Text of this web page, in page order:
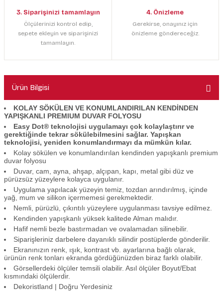
3. Siparişinizi tamamlayın
Ölçülerinizi kontrol edip,
sepete ekleyin ve siparişinizi
tamamlayın.
4. Önizleme
Gerekirse, onayınız için
önizleme göndereceğiz.
Ürün Bilgisi
KOLAY SÖKÜLEN VE KONUMLANDIRILAN KENDİNDEN
YAPIŞKANLI PREMIUM DUVAR FOLYOSU
Easy Dot® teknolojisi uygulamayı çok kolaylaştırır ve
gerektiğinde tekrar sökülebilmesini sağlar. Yapışkan
teknolojisi, yeniden konumlandırmayı da mümkün kılar.
Kolay sökülen ve konumlandırılan kendinden yapışkanlı premium
duvar folyosu
Duvar, cam, ayna, ahşap, alçıpan, kapı, metal gibi düz ve
pürüzsüz yüzeylere kolayca uygulanır.
Uygulama yapılacak yüzeyin temiz, tozdan arındırılmış, içinde
yağ, mum ve silikon içermemesi gerekmektedir.
Nemli, pürüzlü, çıkıntılı yüzeylere uygulanması tavsiye edilmez.
Kendinden yapışkanlı yüksek kalitede Alman malıdır.
Hafif nemli bezle bastırmadan ve ovalamadan silinebilir.
Siparişleriniz darbelere dayanıklı silindir postüplerde gönderilir.
Ekranınızın renk, ışık, kontrast vb. ayarlarına bağlı olarak,
ürünün renk tonları ekranda gördüğünüzden biraz farklı olabilir.
Görsellerdeki ölçüler temsili olabilir. Asıl ölçüler Boyut/Ebat
kısmındaki ölçülerdir.
Dekoristland | Doğru Yerdesiniz